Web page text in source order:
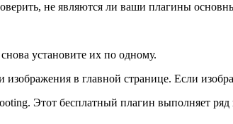
не являются ли ваши плагины
установите их по одному.
в главной странице. Если
Этот бесплатный плагин выполняет